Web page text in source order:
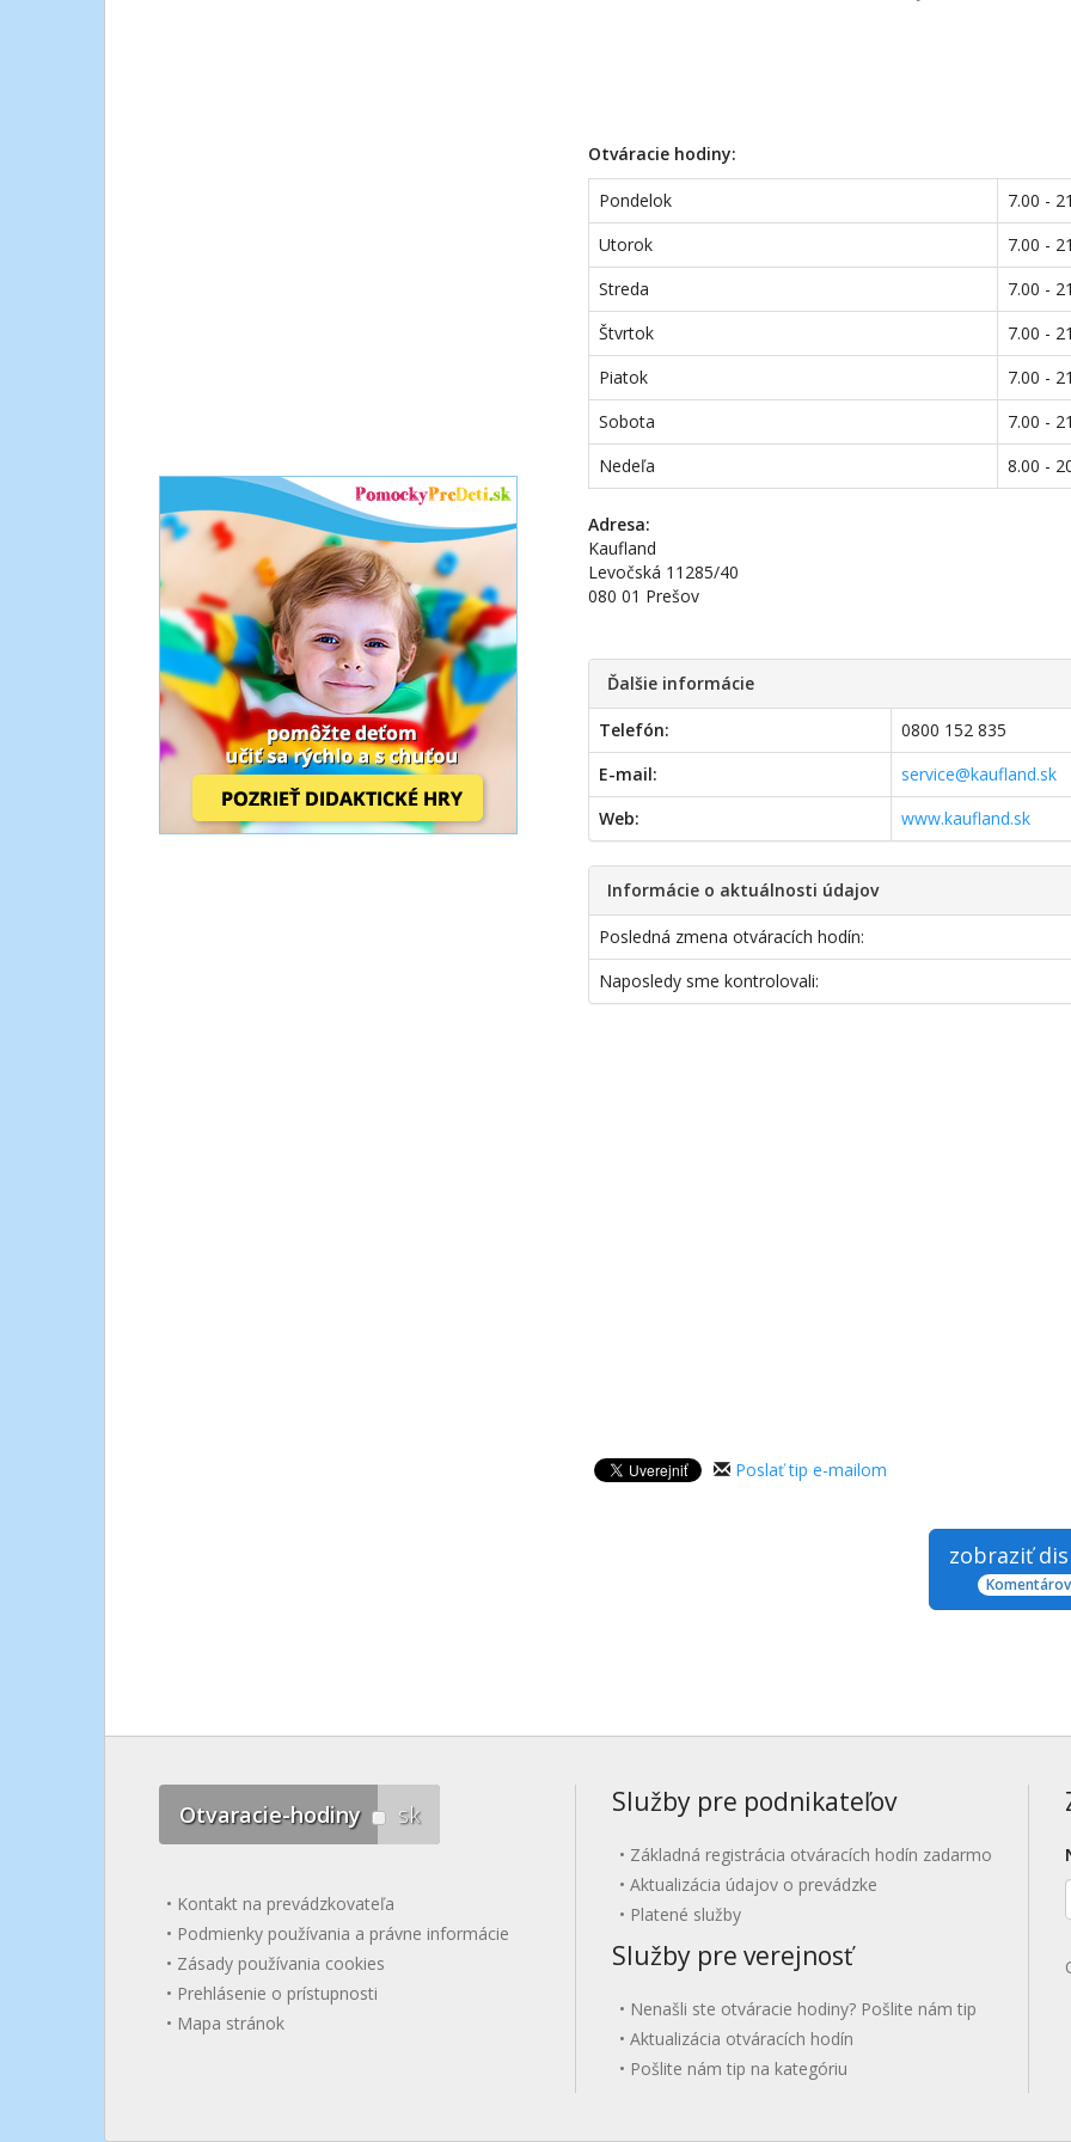
Otváracie hodiny:
Pondelok
7.00 -
Utorok
7.00 -
Streda
7.00 -
Štvrtok
7.00 -
Piatok
7.00 -
Sobota
7.00 -
Nedeľa
8.00 -
Adresa:
Kaufland
Levočská 11285/40
080 01 Prešov
Ďalšie informácie
Telefón:
0800 152 835
E-mail:
service@kaufland.sk
Web:
www.kaufland.sk
Informácie o aktuálnosti údajov
Posledná zmena otváracích hodín:
Naposledy sme kontrolovali:
Poslať tip e-mailom
zobraziť
Otvaracie-hodiny sk
Kontakt na prevádzkovateľa
Podmienky používania a právne informácie
Zásady používania cookies
Prehlásenie o prístupnosti
Mapa stránok
Služby pre podnikateľov
Základná registrácia otváracích hodín zadarmo
Aktualizácia údajov o prevádzke
Platené služby
Služby pre verejnosť
Nenašli ste otváracie hodiny? Pošlite nám tip
Aktualizácia otváracích hodín
Pošlite nám tip na kategóriu
E-